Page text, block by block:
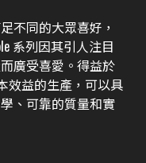
不同的大眾喜好，
系列因其引人注目
廣受喜愛。得益於
效益的生產，可以具
、可靠的質量和實